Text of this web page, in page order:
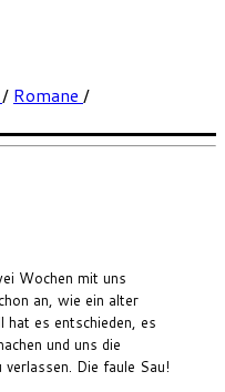
Wochen mit uns
an, wie ein alter
hat es entschieden, es
und uns die
Die faule Sau!
/ Romane /